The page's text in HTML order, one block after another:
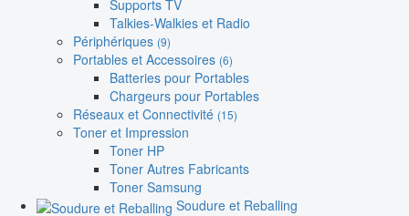
Supports TV
Talkies-Walkies et Radio
Périphériques (9)
Portables et Accessoires (6)
Batteries pour Portables
Chargeurs pour Portables
Réseaux et Connectivité (15)
Toner et Impression
Toner HP
Toner Autres Fabricants
Toner Samsung
Soudure et Reballing